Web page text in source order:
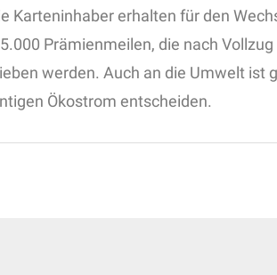
Karteninhaber erhalten für den
Prämienmeilen, die nach Vollzug
werden. Auch an die Umwelt ist
Ökostrom entscheiden.